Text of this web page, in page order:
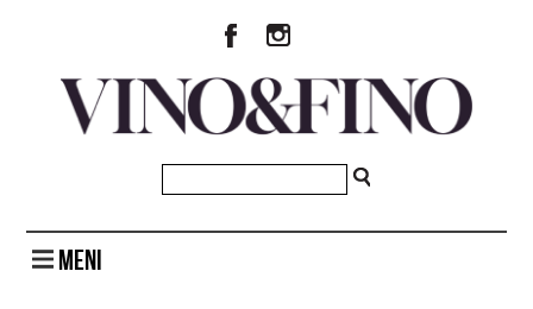
MENI